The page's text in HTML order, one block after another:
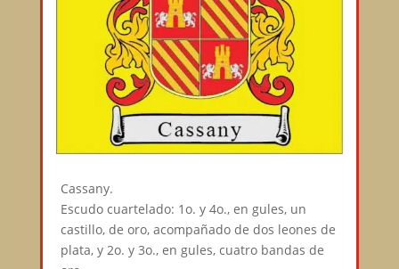
Cassany.
Escudo cuartelado: 1o. y 4o., en gules, un
castillo, de oro, acompañado de dos leones de
plata, y 2o. y 3o., en gules, cuatro bandas de